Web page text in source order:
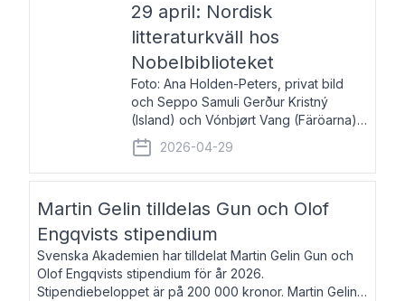
29 april: Nordisk
litteraturkväll hos
Nobelbiblioteket
Foto: Ana Holden-Peters, privat bild
och Seppo Samuli Gerður Kristný
(Island) och Vónbjørt Vang (Färöarna)
läser ur sina verk och samtalar med
John Swedenmark. De läser upp på
färöiska, isländska och svenska och
2026-04-29
Martin Gelin tilldelas Gun och Olof
Engqvists stipendium
Svenska Akademien har tilldelat Martin Gelin Gun och
Olof Engqvists stipendium för år 2026.
Stipendiebeloppet är på 200 000 kronor. Martin Gelin,